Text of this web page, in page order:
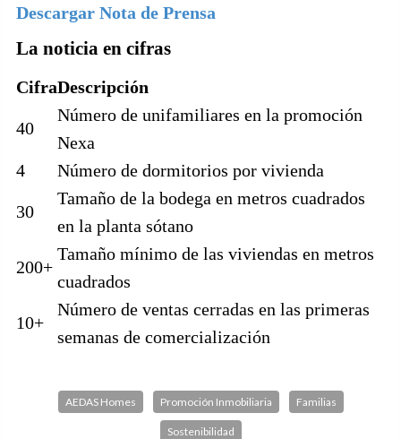
Descargar Nota de Prensa
La noticia en cifras
CifraDescripción
40
Número de unifamiliares en la promoción
Nexa
4
Número de dormitorios por vivienda
30
Tamaño de la bodega en metros cuadrados
en la planta sótano
200+
Tamaño mínimo de las viviendas en metros
cuadrados
10+
Número de ventas cerradas en las primeras
semanas de comercialización
AEDAS Homes Promoción Inmobiliaria Familias
Sostenibilidad